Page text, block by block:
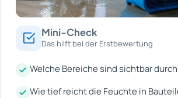
Mini-Check
Das hilft bei der Erstbewertung
Welche Bereiche sind sichtbar
Wie tief reicht die Feuchte in